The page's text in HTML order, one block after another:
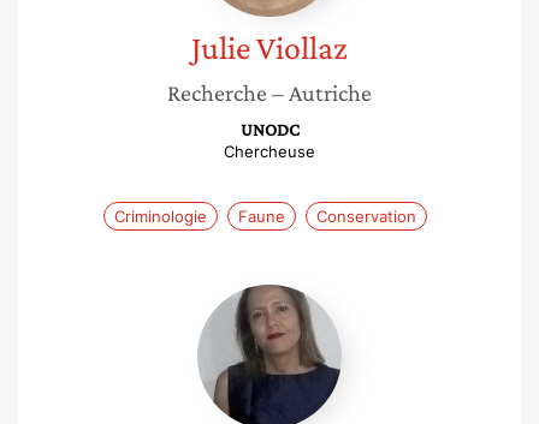
JulieViollaz
Recherche – Autriche
UNODC
Chercheuse
Criminologie Faune Conservation
Khaoula
Khwaldia